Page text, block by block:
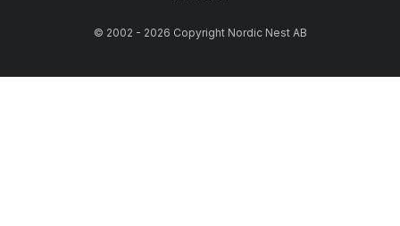
© 2002 - 2026 Copyright Nordic Nest AB